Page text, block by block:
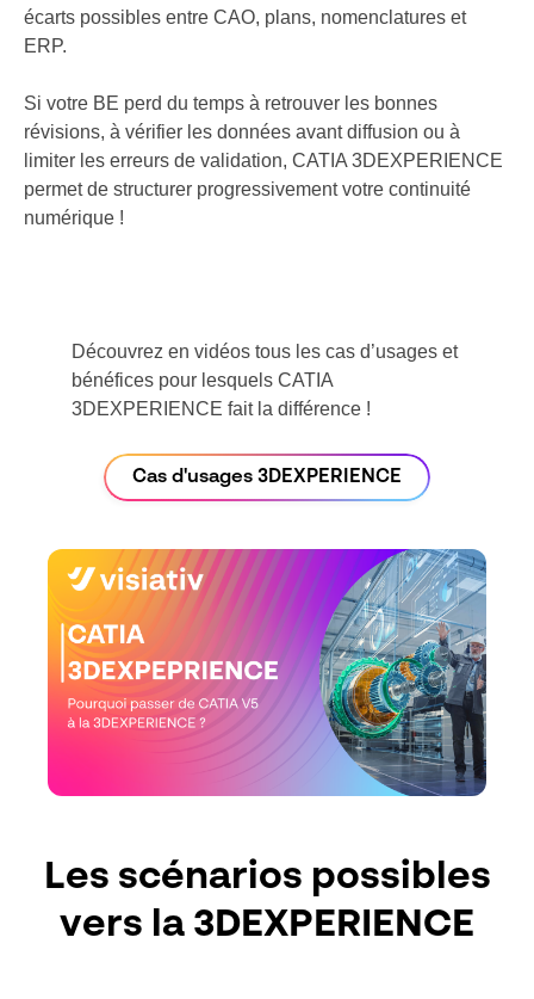
écarts possibles entre CAO, plans, nomenclatures et
ERP.
Si votre BE perd du temps à retrouver les bonnes
révisions, à vérifier les données avant diffusion ou à
limiter les erreurs de validation, CATIA 3DEXPERIENCE
permet de structurer progressivement votre continuité
numérique !
Découvrez en vidéos tous les cas d’usages et
bénéfices pour lesquels CATIA
3DEXPERIENCE fait la différence !
Cas d'usages 3DEXPERIENCE
Les scénarios possibles
vers la 3DEXPERIENCE